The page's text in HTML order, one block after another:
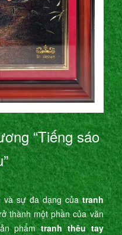
“Tiếng sáo
và sự đa dạng củatranh
thành một phần của văn
phẩmtranh thêu tay